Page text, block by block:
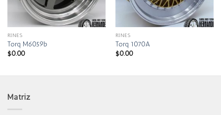
RINES
Torq M6059b
$0.00
RINES
Torq 1070A
$0.00
Matriz